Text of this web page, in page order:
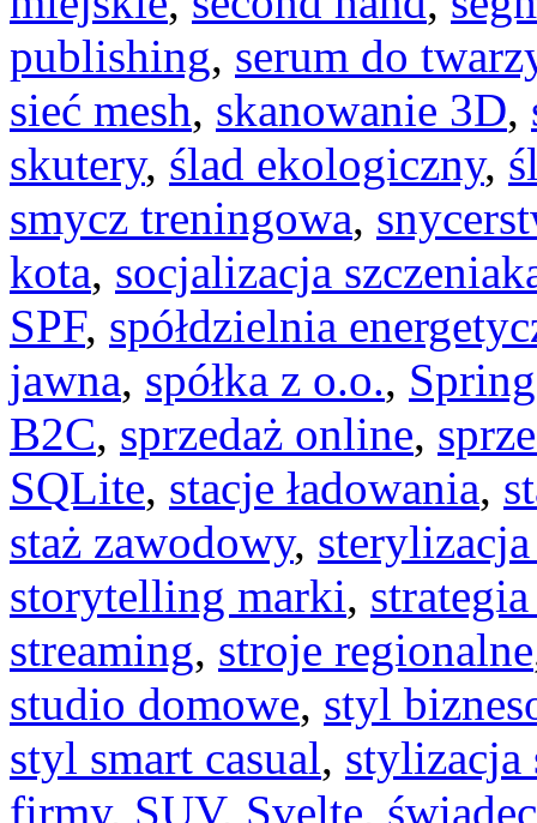
publishing, serum do
sieć mesh, skanowanie 3D,
skutery, ślad ekologiczny,
smycz treningowa,
kota, socjalizacja
SPF, spółdzielnia
jawna, spółka z o.o.,
B2C, sprzedaż online,
SQLite, stacje ładowania,
staż zawodowy,
storytelling marki,
streaming, stroje regionalne
studio domowe, styl
styl smart casual,
firmy, SUV, Svelte,